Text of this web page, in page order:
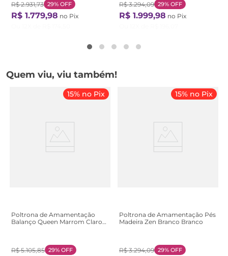
R$ 2.931,73 29% OFF
R$ 1.779,98 no Pix
R$ 3.294,09 29% OFF
R$ 1.999,98 no Pix
Quem viu, viu também!
15% no Pix
Poltrona de Amamentação
Balanço Queen Marrom Claro
R$ 5.105,85 29% OFF
15% no Pix
Poltrona de Amamentação Pés
Madeira Zen Branco Branco
R$ 3.294,09 29% OFF